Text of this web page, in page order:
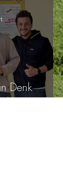
Denk
neuer Co-